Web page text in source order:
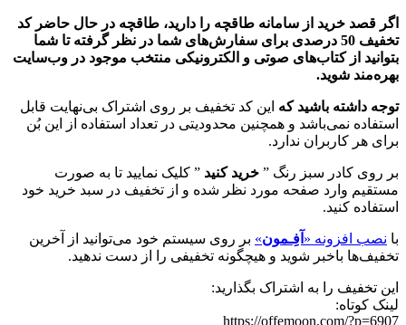
اگر قصد خرید از سامانه طاقچه را دارید، طاقچه در حال حاضر کد
تخفیف 50 درصدی برای سفارش‌های شما در نظر گرفته تا شما
بتوانید از کتاب‌های صوتی و الکترونیکی منتخب موجود در وب‌سایت
بهره‌مند شوید.
توجه داشته باشید که این کد تخفیف بر روی اشتراک بی‌نهایت قابل
استفاده نمی‌باشد و همچنین محدودیتی در تعداد استفاده از این بُن
برای هر کاربران ندارد.
بر روی کادر سبز رنگ ” خرید کنید ” کلیک نمایید تا به صورت
مستقیم وارد صفحه مورد نظر شده و از تخفیف در سبد خرید خود
استفاده کنید.
با نصب افزونه « آفِـمون» بر روی سیستم خود می‌توانید از آخرین
تخفیف‌ها باخبر شوید و هیچگونه تخفیفی را از دست ندهید.
این تخفیف را به اشتراک بگذارید:
لینک کوتاه:
https://offemoon.com/?p=6907